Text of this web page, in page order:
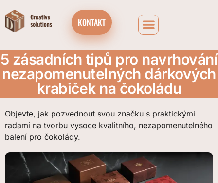
KONTAKT
5 zásadních tipů pro navrhování
nezapomenutelných dárkových
krabiček na čokoládu
Objevte, jak pozvednout svou značku s praktickými
radami na tvorbu vysoce kvalitního, nezapomenutelného
balení pro čokolády.